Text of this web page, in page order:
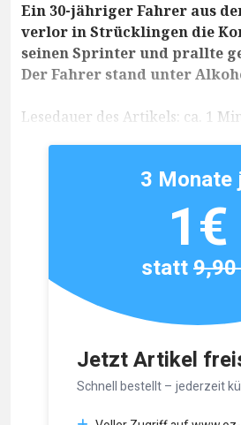
Ein 30-jähriger Fahrer aus
verlor in Strücklingen die
seinen Sprinter und prallte
Der Fahrer stand unter
Lesedauer des Artikels: ca. 1
Jetzt Artikel
Schnell bestellt – jederzeit
3 Monate
1€
statt